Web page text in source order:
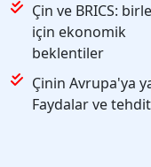
Çin ve BRICS:
için ekonomik
beklentiler
Çinin Avrupa'ya
Faydalar ve